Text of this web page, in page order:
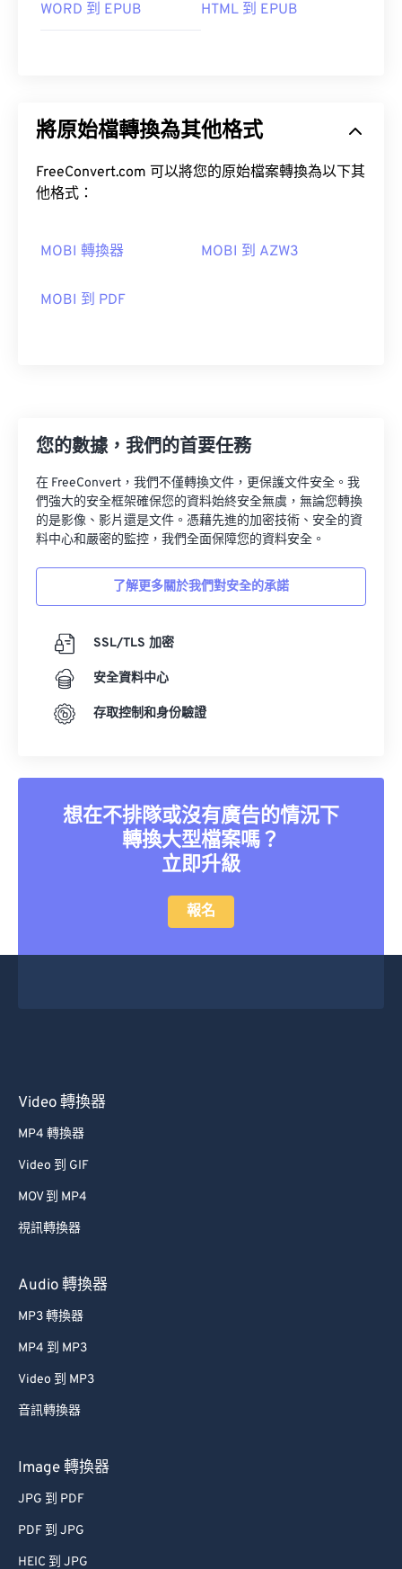
WORD 到 EPUB HTML 到 EPUB
將原始檔轉換為其他格式
FreeConvert.com 可以將您的原始檔案轉換為以下其
他格式：
MOBI 轉換器 MOBI 到 AZW3
MOBI 到 PDF
您的數據，我們的首要任務
在 FreeConvert，我們不僅轉換文件，更保護文件安全。我
們強大的安全框架確保您的資料始終安全無虞，無論您轉換
的是影像、影片還是文件。憑藉先進的加密技術、安全的資
料中心和嚴密的監控，我們全面保障您的資料安全。
了解更多關於我們對安全的承諾
SSL/TLS 加密
安全資料中心
存取控制和身份驗證
想在不排隊或沒有廣告的情況下
轉換大型檔案嗎？
立即升級
報名
Video 轉換器
MP4 轉換器
Video 到 GIF
MOV 到 MP4
視訊轉換器
Audio 轉換器
MP3 轉換器
MP4 到 MP3
Video 到 MP3
音訊轉換器
Image 轉換器
JPG 到 PDF
PDF 到 JPG
HEIC 到 JPG